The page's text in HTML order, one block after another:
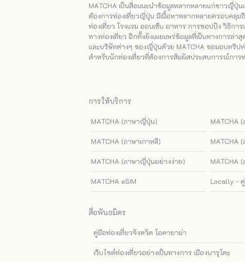
MATCHA เป็นสื่อแนะนำข้อมูลหลากหลายแก่ชาวญี่ปุ่น
ต้องการท่องเที่ยวญี่ปุ่น มีเนื้อหาหลากหลายครอบคลุม
ท่องเที่ยว โรงแรม ออนเซ็น อาหาร การชอปปิง วิธีกา
ทางท่องเที่ยว อีกทั้งยังเผยแพร่ข้อมูลที่เป็นทางการล่า
และบริษัทต่างๆ ของญี่ปุ่นด้วย MATCHA ขอมอบทริป
สำหรับนักท่องเที่ยวที่ต้องการสัมผัสประสบการณ์การ
การให้บริการ
MATCHA (ภาษาญี่ปุ่น) MATCHA
MATCHA (ภาษาเกาหลี) MATCHA
MATCHA (ภาษาญี่ปุ่นอย่างง่าย) MATCHA
MATCHA eSIM Locally -
สื่อพันธมิตร
คู่มือท่องเที่ยวจังหวัด โอคายาม่า
เว็บไซต์ท่องเที่ยวอย่างเป็นทางการ เมืองนารุโตะ